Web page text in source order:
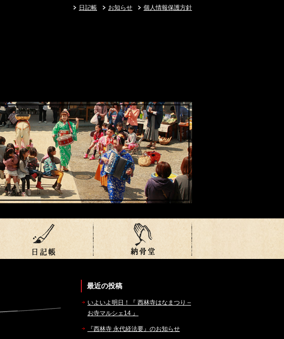
日記帳 お知らせ 個人情報保護方針
最近の投稿
いよいよ明日！『 西林寺はなまつり –
お寺マルシェ14 』
『西林寺 永代経法要』のお知らせ